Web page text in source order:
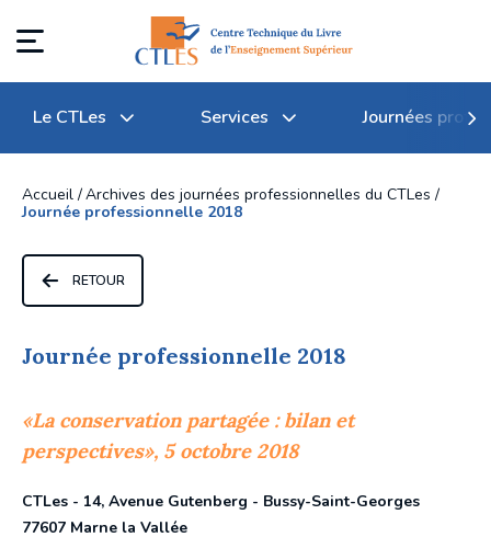
Le CTLes
Qu'est-ce que le CTLes ?
Comité d'orientation stratégique
Organigramme
Services
Transferts et gestion des
documents
Communication des documents
Conservation partagée
Journées
Journées professionnelles du
CTLes
Archives des journées
Participation à des
manifestations professionnelles
Accueil Archives des journées professionnelles du CTLes
Journée professionnelle 2018
RETOUR
Journée professionnelle 2018
«La conservation partagée : bilan et
perspectives», 5 octobre 2018
CTLes - 14, Avenue Gutenberg - Bussy-Saint-Georges
77607 Marne la Vallée